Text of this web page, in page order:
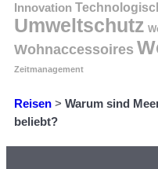
Innovation
Umweltschutz
Wohnaccessoires
Zeitmanagement
Reisen > Warum sind
beliebt?